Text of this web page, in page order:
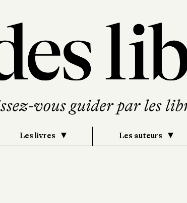
Les livres Les auteurs